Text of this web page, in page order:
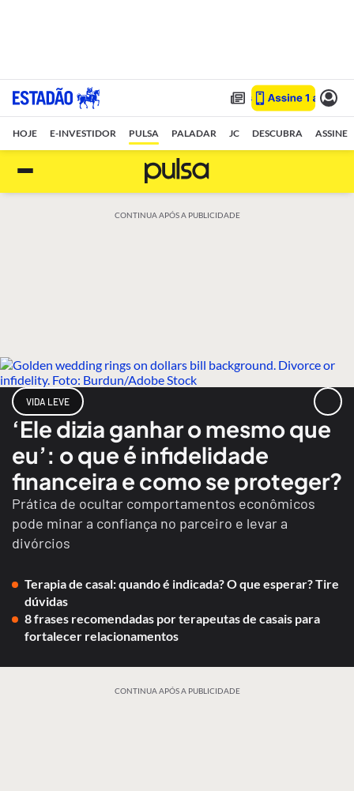
HOJE E-INVESTIDOR PULSA PALADAR JC DESCUBRA ASSINE
CONTINUA APÓS A PUBLICIDADE
VIDA LEVE
‘Ele dizia ganhar o mesmo que
eu’: o que é infidelidade
financeira e como se proteger?
Prática de ocultar comportamentos econômicos
pode minar a confiança no parceiro e levar a
divórcios
Terapia de casal: quando é indicada? O que esperar? Tire
dúvidas
8 frases recomendadas por terapeutas de casais para
fortalecer relacionamentos
CONTINUA APÓS A PUBLICIDADE